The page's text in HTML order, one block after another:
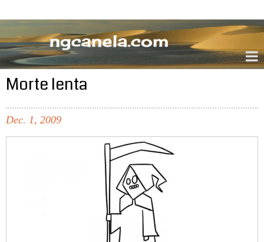
Morte lenta
Dec. 1, 2009